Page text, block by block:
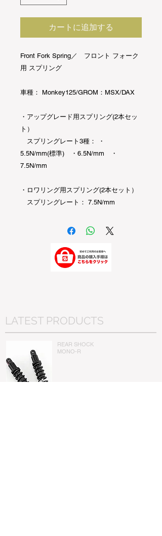
カートに追加する
Front Fork Spring／ フロント フォーク
用 スプリング
車種： Monkey125/GROM：MSX/DAX
・アップグレード用スプリング(2本セッ
ト）
スプリングレート3種： ・
5.5N/mm(標準) ・6.5N/mm ・
7.5N/mm
・ロワリング用スプリング(2本セット）
スプリングレート： 7.5N/mm
LATEST PRODUCTS
REAR SHOCK
​MONO-R